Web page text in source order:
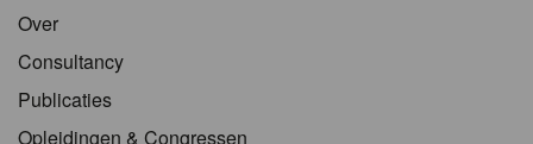
Over
Consultancy
Publicaties
Opleidingen & Congressen